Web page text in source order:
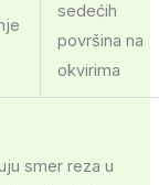
sedećih
površina na
okvirima
smer reza u